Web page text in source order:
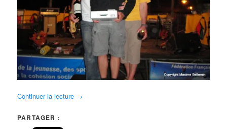
Continuer la lecture →
PARTAGER :